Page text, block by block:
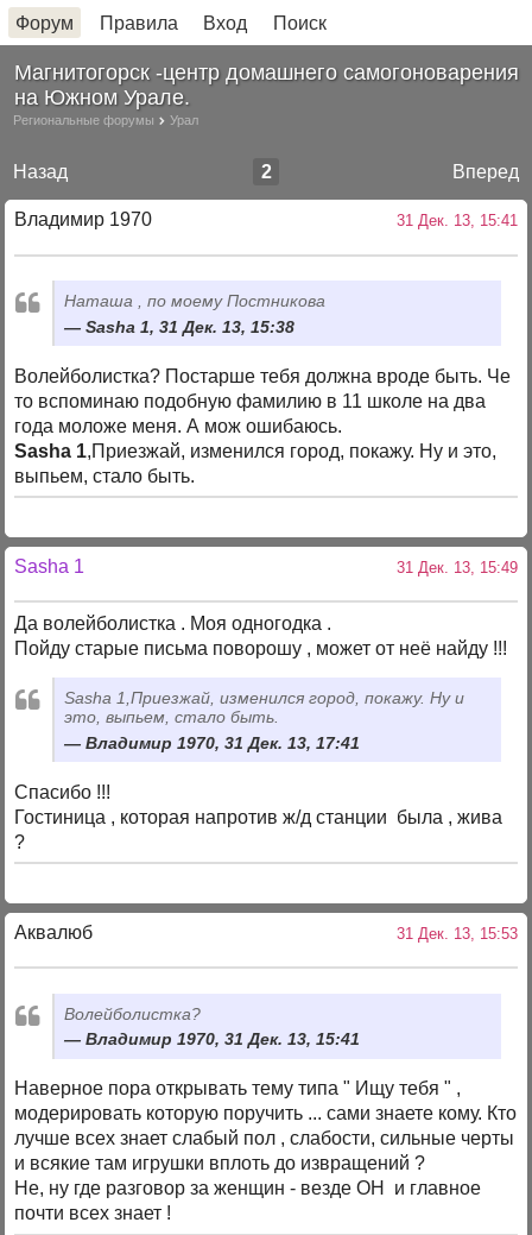
Форум Правила Вход Поиск
Магнитогорск -центр домашнего самогоноварения
на Южном Урале.
Региональные форумы Урал
Назад Вперед
2
Владимир 1970 31 Дек. 13, 15:41
Наташа , по моему Постникова
Sasha 1, 31 Дек. 13, 15:38
Волейболистка? Постарше тебя должна вроде быть. Че
то вспоминаю подобную фамилию в 11 школе на два
года моложе меня. А мож ошибаюсь.
Sasha 1,Приезжай, изменился город, покажу. Ну и это,
выпьем, стало быть.
Sasha 1 31 Дек. 13, 15:49
Да волейболистка . Моя одногодка .
Пойду старые письма поворошу , может от неё найду !!!
Sasha 1,Приезжай, изменился город, покажу. Ну и
это, выпьем, стало быть.
Владимир 1970, 31 Дек. 13, 17:41
Спасибо !!!
Гостиница , которая напротив ж/д станции была , жива
?
Аквалюб 31 Дек. 13, 15:53
Волейболистка?
Владимир 1970, 31 Дек. 13, 15:41
Наверное пора открывать тему типа " Ищу тебя " ,
модерировать которую поручить ... сами знаете кому. Кто
лучше всех знает слабый пол , слабости, сильные черты
и всякие там игрушки вплоть до извращений ?
Не, ну где разговор за женщин - везде ОН и главное
почти всех знает !